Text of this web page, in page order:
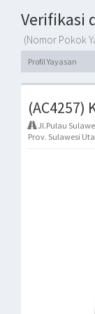
Verifikasi
(Nomor Pokok
Profil Yayasan
(AC4257)
Jl.Pulau
Prov. Sulawesi